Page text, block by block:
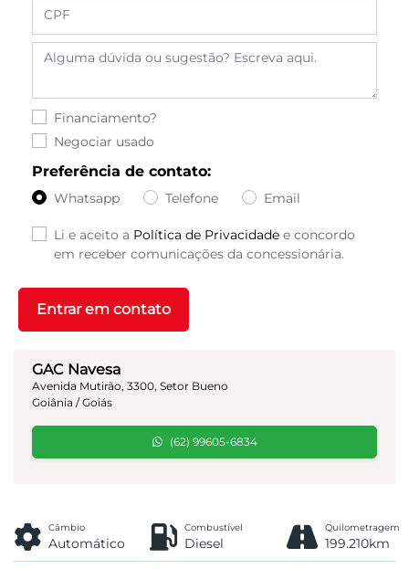
GAC Navesa
Avenida Mutirão, 3300, Setor Bueno
Goiânia / Goiás
(62) 99605-6834
Financiamento?
Negociar usado
Preferência de contato:
Whatsapp Telefone Email
Li e aceito a Política de Privacidade e concordo
em receber comunicações da concessionária.
Entrar em contato
Câmbio
Automático
Combustível
Diesel
Quilometragem
199.210km